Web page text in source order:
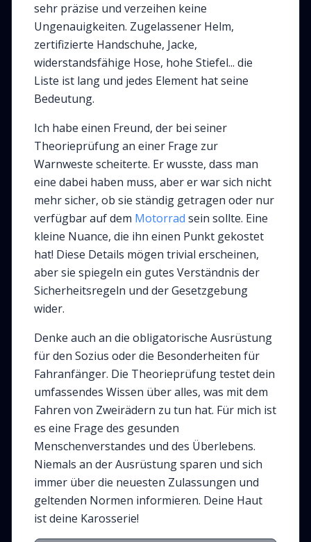
sehr präzise und verzeihen keine
Ungenauigkeiten. Zugelassener Helm,
zertifizierte Handschuhe, Jacke,
widerstandsfähige Hose, hohe Stiefel... die
Liste ist lang und jedes Element hat seine
Bedeutung.
Ich habe einen Freund, der bei seiner
Theorieprüfung an einer Frage zur
Warnweste scheiterte. Er wusste, dass man
eine dabei haben muss, aber er war sich nicht
mehr sicher, ob sie ständig getragen oder nur
verfügbarauf dem Motorrad sein sollte. Eine
kleine Nuance, die ihn einen Punkt gekostet
hat! Diese Details mögen trivial erscheinen,
aber sie spiegeln ein gutes Verständnis der
Sicherheitsregeln und der Gesetzgebung
wider.
Denke auch an die obligatorische Ausrüstung
für den Sozius oder die Besonderheiten für
Fahranfänger. Die Theorieprüfung testet dein
umfassendes Wissen über alles, was mit dem
Fahren von Zweirädern zu tun hat. Für mich ist
es eine Frage des gesunden
Menschenverstandes und des Überlebens.
Niemals an der Ausrüstung sparen und sich
immer über die neuesten Zulassungen und
geltenden Normen informieren. Deine Haut
ist deine Karosserie!